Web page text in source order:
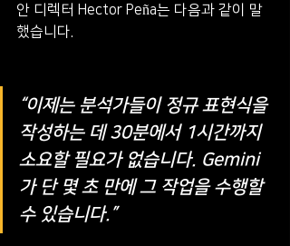
안 디렉터 Hector Peña는 다음과 같이 말
했습니다.
“이제는 분석가들이 정규 표현식을
작성하는 데 30분에서 1시간까지
소요할 필요가 없습니다. Gemini
가 단 몇 초 만에 그 작업을 수행할
수 있습니다.”